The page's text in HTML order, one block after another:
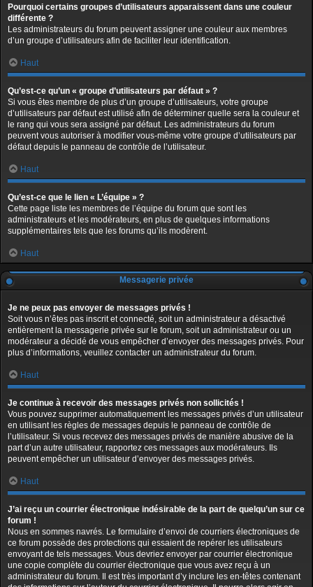
Pourquoi certains groupes d’utilisateurs apparaissent dans une couleur
différente ?
Les administrateurs du forum peuvent assigner une couleur aux membres
d’un groupe d’utilisateurs afin de faciliter leur identification.
Haut
Qu’est-ce qu’un « groupe d’utilisateurs par défaut » ?
Si vous êtes membre de plus d’un groupe d’utilisateurs, votre groupe
d’utilisateurs par défaut est utilisé afin de déterminer quelle sera la couleur et
le rang qui vous sera assigné par défaut. Les administrateurs du forum
peuvent vous autoriser à modifier vous-même votre groupe d’utilisateurs par
défaut depuis le panneau de contrôle de l’utilisateur.
Haut
Qu’est-ce que le lien « L’équipe » ?
Cette page liste les membres de l’équipe du forum que sont les
administrateurs et les modérateurs, en plus de quelques informations
supplémentaires tels que les forums qu’ils modèrent.
Haut
Messagerie privée
Je ne peux pas envoyer de messages privés !
Soit vous n’êtes pas inscrit et connecté, soit un administrateur a désactivé
entièrement la messagerie privée sur le forum, soit un administrateur ou un
modérateur a décidé de vous empêcher d’envoyer des messages privés. Pour
plus d’informations, veuillez contacter un administrateur du forum.
Haut
Je continue à recevoir des messages privés non sollicités !
Vous pouvez supprimer automatiquement les messages privés d’un utilisateur
en utilisant les règles de messages depuis le panneau de contrôle de
l’utilisateur. Si vous recevez des messages privés de manière abusive de la
part d’un autre utilisateur, rapportez ces messages aux modérateurs. Ils
peuvent empêcher un utilisateur d’envoyer des messages privés.
Haut
J’ai reçu un courrier électronique indésirable de la part de quelqu’un sur ce
forum !
Nous en sommes navrés. Le formulaire d’envoi de courriers électroniques de
ce forum possède des protections qui essaient de repérer les utilisateurs
envoyant de tels messages. Vous devriez envoyer par courrier électronique
une copie complète du courrier électronique que vous avez reçu à un
administrateur du forum. Il est très important d’y inclure les en-têtes contenant